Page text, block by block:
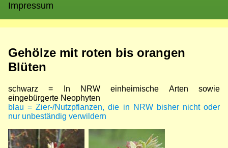
Impressum
Gehölze mit roten bis orangen
Blüten
schwarz = In NRW einheimische Arten sowie
eingebürgerte Neophyten
blau = Zier-/Nutzpflanzen, die in NRW bisher nicht oder
nur unbeständig verwildern
Bild
Bild